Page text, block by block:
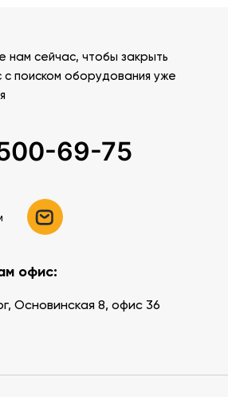
нам сейчас, чтобы закрыть
с поиском оборудования уже
69-75
офис:
Основинская 8, офис 36